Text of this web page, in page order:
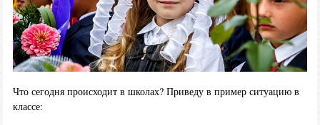
Что сегодня происходит в школах? Приведу в пример ситуацию в
классе: